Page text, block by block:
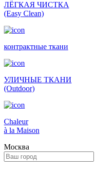
ЛЁГКАЯ ЧИСТКА
(Easy Clean)
контрактные ткани
УЛИЧНЫЕ ТКАНИ
(Outdoor)
Сhaleur
à la Maison
Москва